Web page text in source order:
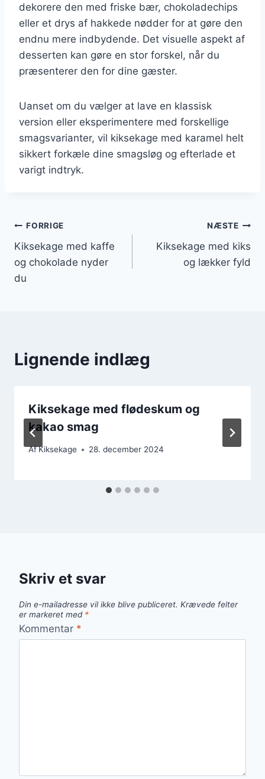
dekorere den med friske bær, chokoladechips
eller et drys af hakkede nødder for at gøre den
endnu mere indbydende. Det visuelle aspekt af
desserten kan gøre en stor forskel, når du
præsenterer den for dine gæster.
Uanset om du vælger at lave en klassisk
version eller eksperimentere med forskellige
smagsvarianter, vil kiksekage med karamel helt
sikkert forkæle dine smagsløg og efterlade et
varigt indtryk.
Indlægsnavigation
FORRIGE
Kiksekage med kaffe
og chokolade nyder
du
NÆSTE
Kiksekage med kiks
og lækker fyld
Lignende indlæg
Kiksekage med flødeskum og
kakao smag
AfKiksekage 28. december 2024
Skriv et svar
Din e-mailadresse vil ikke blive publiceret. Krævede felter
er markeret med *
Kommentar *